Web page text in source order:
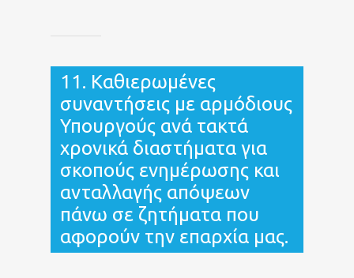
11. Καθιερωμένες
συναντήσεις με αρμόδιους
Υπουργούς ανά τακτά
χρονικά διαστήματα για
σκοπούς ενημέρωσης και
ανταλλαγής απόψεων
πάνω σε ζητήματα που
αφορούν την επαρχία μας.